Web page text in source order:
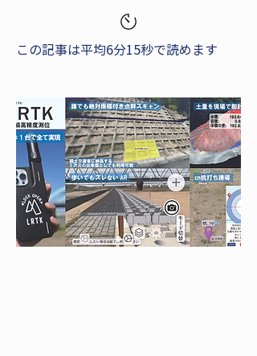
この記事は平均6分15秒で読めます